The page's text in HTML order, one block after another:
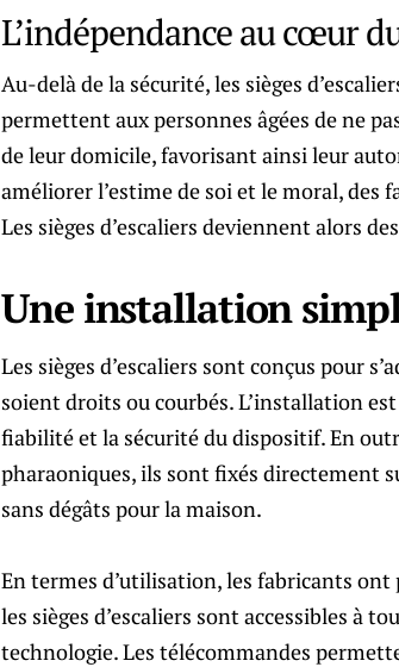
L’indépendance au cœur
Au-delà de la sécurité, les sièges
permettent aux personnes âgées de ne
de leur domicile, favorisant ainsi leur
améliorer l’estime de soi et le moral,
Les sièges d’escaliers deviennent alors
Une installation
Les sièges d’escaliers sont conçus pour
soient droits ou courbés. L’installation
fiabilité et la sécurité du dispositif. En
pharaoniques, ils sont fixés directement
sans dégâts pour la maison.
En termes d’utilisation, les fabricants
les sièges d’escaliers sont accessibles à
technologie. Les télécommandes